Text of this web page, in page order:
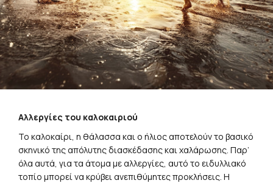
Αλλεργίες του καλοκαιριού
σκηνικό της απόλυτης διασκέδασης και χαλάρωσης. Παρ’
τοπίο μπορεί να κρύβει ανεπιθύμητες προκλήσεις. Η
έκθεση στον ήλιο, για παράδειγμα, μπορεί να προκαλέσει
φωτοαλλεργικές αντιδράσεις σε ευαίσθητα άτομα, ενώ η